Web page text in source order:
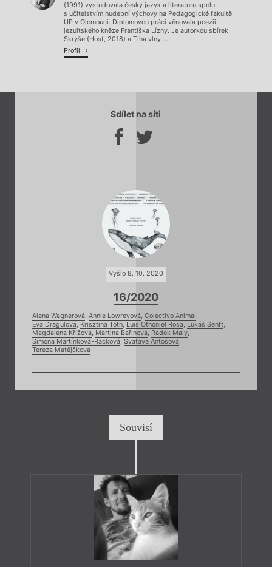
(1991) vystudovala český jazyk a literaturu spolu
s učitelstvím hudební výchovy na Pedagogické fakultě
UP v Olomouci. Diplomovou práci věnovala poezii
jezuitského kněze Františka Lízny. Je autorkou sbírek
Skrýše (Host, 2018) a Tíha vlny ...
Profil
Sdílet na síti
Vyšlo 8. 10. 2020
16/2020
Alena Wagnerová, Annie Lowreyová, Colectivo Animal,
Eva Dragulová, Krisztina Tóth, Luis Othoniel Rosa, Lukáš Senft,
Magdaléna Křížová, Martina Bařinová, Radek Malý,
Simona Martínková-Racková, Svatava Antošová,
Tereza Matějčková
Souvisí